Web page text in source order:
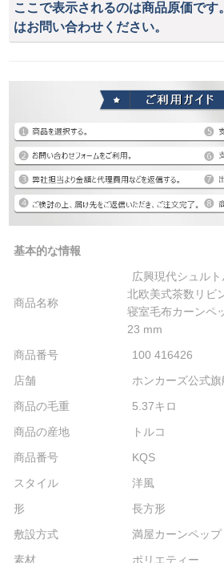
ここで表示されるのは商品原価です
はお問い合わせください。
基本的な情報
商品名称
広興現代シュル
北欧美式茶数リビ
寝室毛布カーンペ
23 mm
商品番号
100 416426
店舗
ホンカーズ公式旗
商品の毛重
5.37キロ
商品の産地
トルコ
商品番号
KQS
スタイル
洋風
形
長方形
敷設方式
満屋カーンペップ
素材
ポリエティー